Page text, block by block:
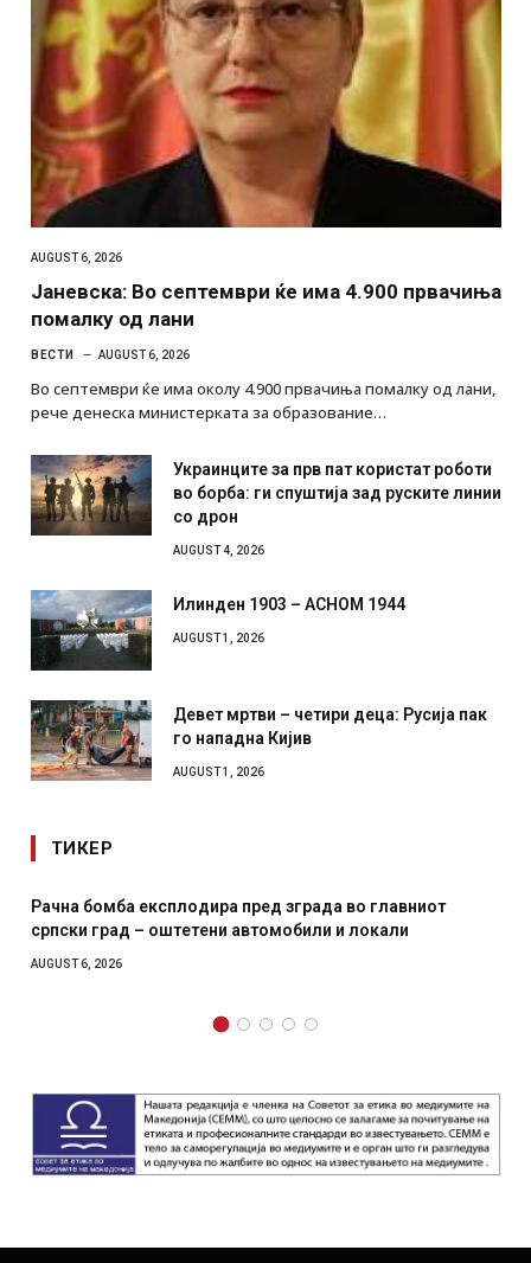
AUGUST 6, 2026
Јаневска: Во септември ќе има 4.900 првачиња
помалку од лани
ВЕСТИ AUGUST 6, 2026
Во септември ќе има околу 4.900 првачиња помалку од лани,
рече денеска министерката за образование…
Украинците за прв пат користат роботи
во борба: ги спуштија зад руските линии
со дрон
AUGUST 4, 2026
Илинден 1903 – АСНОМ 1944
AUGUST 1, 2026
Девет мртви – четири деца: Русија пак
го нападна Кијив
AUGUST 1, 2026
ТИКЕР
Рачна бомба експлодира пред зграда во главниот
српски град – оштетени автомобили и локали
AUGUST 6, 2026